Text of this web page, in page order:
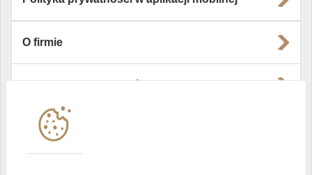
O firmie
Instytucje współpracujące